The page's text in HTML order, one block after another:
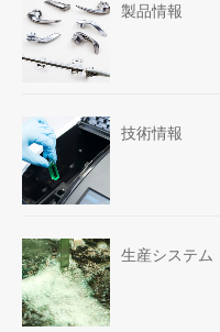
製品情報
技術情報
生産システム